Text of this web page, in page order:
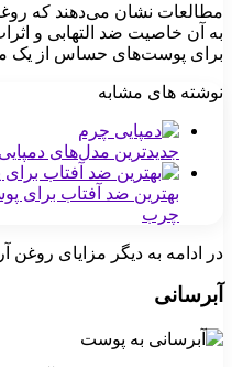
به آن خاصیت ضد التهابی و
برای پوست‌های حساس از یک
نوشته های مشابه
جدیدترین مدل‌های
چرب
در ادامه به دیگر مزایای روغن
آبرسانی